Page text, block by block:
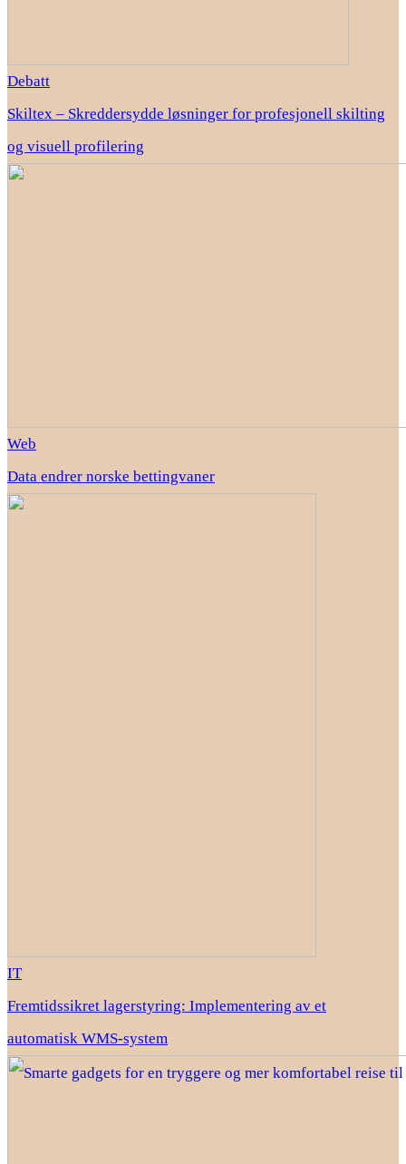
Debatt
Skiltex – Skreddersydde løsninger for profesjonell skilting
og visuell profilering
Web
Data endrer norske bettingvaner
IT
Fremtidssikret lagerstyring: Implementering av et
automatisk WMS-system